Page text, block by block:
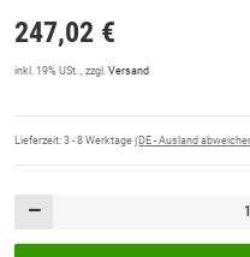
247,02 €
inkl. 19% USt. , zzgl. Versand
Lieferzeit: 3 - 8 Werktage (DE - Ausland